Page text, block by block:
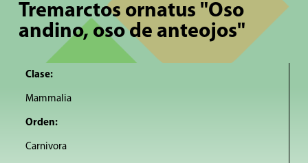
Tremarctos ornatus "Oso
andino, oso de anteojos"
Clase:
Mammalia
Orden:
Carnivora